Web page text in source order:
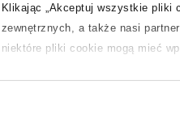
Klikając „Akceptuj wszystkie pliki
zewnętrznych, a także nasi
niektóre pliki cookie mogą mieć
na temat plików cookie i tego,